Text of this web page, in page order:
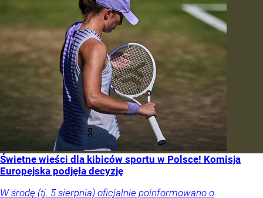
Świetne wieści dla kibiców sportu w Polsce! Komisja
Europejska podjęła decyzję
W środę (tj. 5 sierpnia) oficjalnie poinformowano o